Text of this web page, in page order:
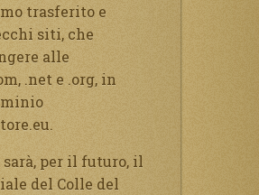
trasferito e
siti, che
alle
.net e .org, in
per il futuro, il
del Colle del